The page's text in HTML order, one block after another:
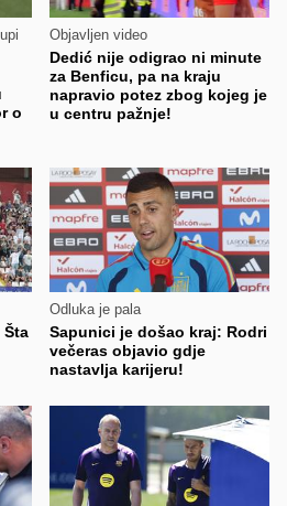
o
Objavljen video
Dedić nije odigrao ni minute
za Benficu, pa na kraju
napravio potez zbog kojeg je
u centru pažnje!
Šta
Odluka je pala
Sapunici je došao kraj: Rodri
večeras objavio gdje
nastavlja karijeru!